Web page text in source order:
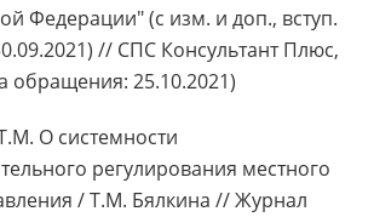
Федерации" (с изм. и доп., вступ.
// СПС Консультант Плюс,
обращения: 25.10.2021)
О системности
регулирования местного
/ Т.М. Бялкина // Журнал